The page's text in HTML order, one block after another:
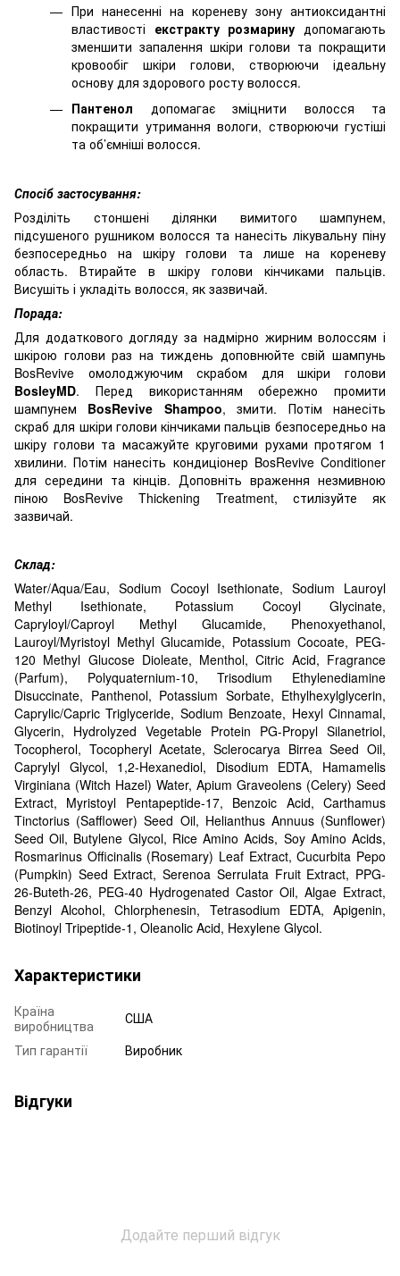
При нанесенні на кореневу зону антиоксидантні
властивості екстракту розмарину допомагають
зменшити запалення шкіри голови та покращити
кровообіг шкіри голови, створюючи ідеальну
основу для здорового росту волосся.
Пантенол допомагає зміцнити волосся та
покращити утримання вологи, створюючи густіші
та об’ємніші волосся.
Спосіб застосування:
Розділіть стоншені ділянки вимитого шампунем,
підсушеного рушником волосся та нанесіть лікувальну піну
безпосередньо на шкіру голови та лише на кореневу
область. Втирайте в шкіру голови кінчиками пальців.
Висушіть і укладіть волосся, як зазвичай.
Порада:
Для додаткового догляду за надмірно жирним волоссям і
шкірою голови раз на тиждень доповнюйте свій шампунь
BosRevive омолоджуючим скрабом для шкіри голови
BosleyMD. Перед використанням обережно промити
шампунем BosRevive Shampoo, змити. Потім нанесіть
скраб для шкіри голови кінчиками пальців безпосередньо на
шкіру голови та масажуйте круговими рухами протягом 1
хвилини. Потім нанесіть кондиціонер BosRevive Conditioner
для середини та кінців. Доповніть враження незмивною
піною BosRevive Thickening Treatment, стилізуйте як
зазвичай.
Склад:
Water/Aqua/Eau, Sodium Cocoyl Isethionate, Sodium Lauroyl
Methyl Isethionate, Potassium Cocoyl Glycinate,
Capryloyl/Caproyl Methyl Glucamide, Phenoxyethanol,
Lauroyl/Myristoyl Methyl Glucamide, Potassium Cocoate, PEG-
120 Methyl Glucose Dioleate, Menthol, Citric Acid, Fragrance
(Parfum), Polyquaternium-10, Trisodium Ethylenediamine
Disuccinate, Panthenol, Potassium Sorbate, Ethylhexylglycerin,
Caprylic/Capric Triglyceride, Sodium Benzoate, Hexyl Cinnamal,
Glycerin, Hydrolyzed Vegetable Protein PG-Propyl Silanetriol,
Tocopherol, Tocopheryl Acetate, Sclerocarya Birrea Seed Oil,
Caprylyl Glycol, 1,2-Hexanediol, Disodium EDTA, Hamamelis
Virginiana (Witch Hazel) Water, Apium Graveolens (Celery) Seed
Extract, Myristoyl Pentapeptide-17, Benzoic Acid, Carthamus
Tinctorius (Safflower) Seed Oil, Helianthus Annuus (Sunflower)
Seed Oil, Butylene Glycol, Rice Amino Acids, Soy Amino Acids,
Rosmarinus Officinalis (Rosemary) Leaf Extract, Cucurbita Pepo
(Pumpkin) Seed Extract, Serenoa Serrulata Fruit Extract, PPG-
26-Buteth-26, PEG-40 Hydrogenated Castor Oil, Algae Extract,
Benzyl Alcohol, Chlorphenesin, Tetrasodium EDTA, Apigenin,
Biotinoyl Tripeptide-1, Oleanolic Acid, Hexylene Glycol.
Характеристики
Країна
виробництва
США
Тип гарантії
Виробник
Відгуки
Додайте перший відгук